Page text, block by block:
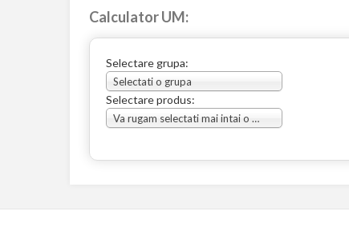
Calculator UM:
Selectare grupa:
Selectati o grupa
Selectare produs:
Va rugam selectati mai intai o grupa